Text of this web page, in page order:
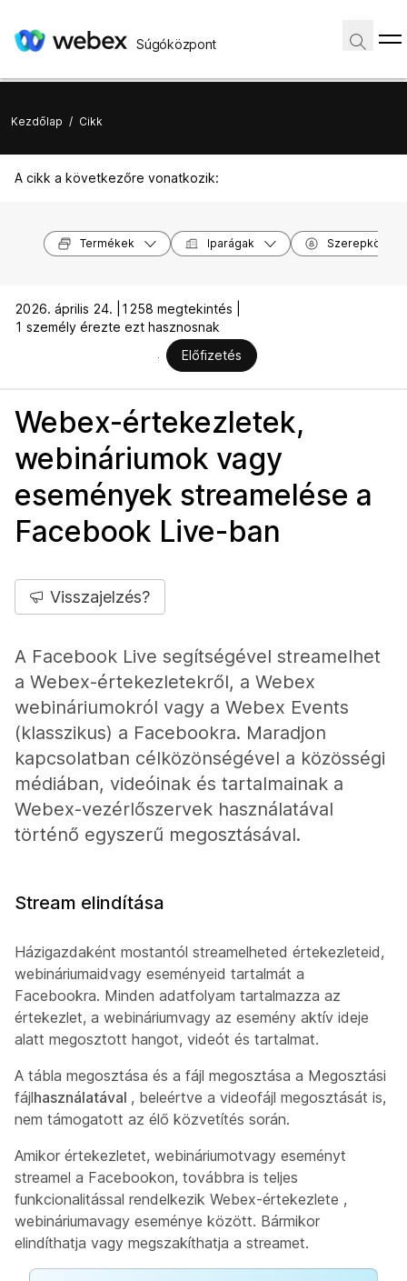
Súgóközpont
Kezdőlap / Cikk
A cikk a következőre vonatkozik:
Termékek Iparágak Szerepkörök
2026. április 24. |
1258 megtekintés |
1 személy érezte ezt hasznosnak
Előfizetés
Webex-értekezletek,
webináriumok vagy
események streamelése a
Facebook Live-ban
Visszajelzés?
A Facebook Live segítségével streamelhet
a Webex-értekezletekről, a Webex
webináriumokról vagy a Webex Events
(klasszikus) a Facebookra. Maradjon
kapcsolatban célközönségével a közösségi
médiában, videóinak és tartalmainak a
Webex-vezérlőszervek használatával
történő egyszerű megosztásával.
Stream elindítása
Házigazdaként mostantól streamelheted értekezleteid,
webináriumaidvagy eseményeid tartalmát a
Facebookra. Minden adatfolyam tartalmazza az
értekezlet, a webináriumvagy az esemény aktív ideje
alatt megosztott hangot, videót és tartalmat.
A tábla megosztása és a fájl megosztása a Megosztási
fájlhasználatával , beleértve a videofájl megosztását is,
nem támogatott az élő közvetítés során.
Amikor értekezletet, webináriumotvagy eseményt
streamel a Facebookon, továbbra is teljes
funkcionalitással rendelkezik Webex-értekezlete ,
webináriumavagy eseménye között. Bármikor
elindíthatja vagy megszakíthatja a streamet.